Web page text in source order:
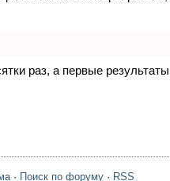
раз, а первые
· Поиск по форуму · RSS